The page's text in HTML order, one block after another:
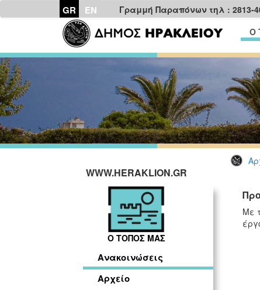
GR EN Γραμμή Παραπόνων τηλ : 2813-
Ο
WWW.HERAKLION.GR
Ο ΤΟΠΟΣ ΜΑΣ
Ανακοινώσεις
Αρχείο
Με